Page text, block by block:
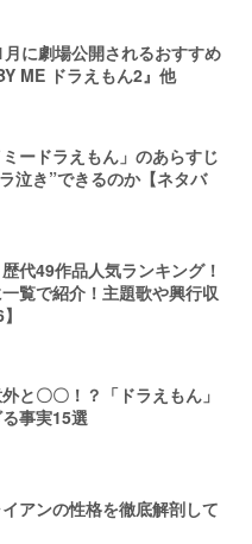
に劇場公開されるおすすめ
ME ドラえもん2』他
ードラえもん」のあらすじ
泣き”できるのか【ネタバ
代49作品人気ランキング！
覧で紹介！主題歌や興行収
と〇〇！？「ドラえもん」
事実15選
イアンの性格を徹底解剖して